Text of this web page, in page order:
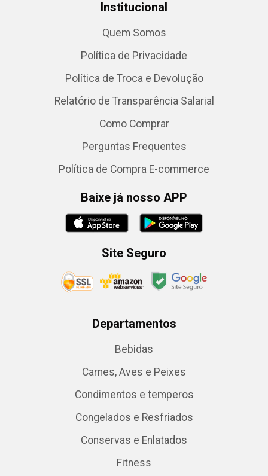
Institucional
Quem Somos
Política de Privacidade
Política de Troca e Devolução
Relatório de Transparência Salarial
Como Comprar
Perguntas Frequentes
Política de Compra E-commerce
Baixe já nosso APP
Site Seguro
Departamentos
Bebidas
Carnes, Aves e Peixes
Condimentos e temperos
Congelados e Resfriados
Conservas e Enlatados
Fitness